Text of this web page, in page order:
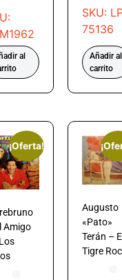
al
SKU:
75136
Añadir al
carrito
¡Oferta!
Amigo
Augusto
«Pato»
Terán –
Tigre